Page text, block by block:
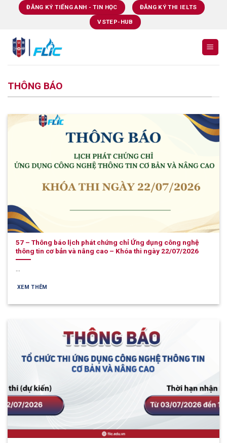
ĐĂNG KÝ TIẾNG ANH - TIN HỌC ĐĂNG KÝ THI IELTS
VSTEP-HUB
THÔNG BÁO
57 – Thông báo lịch phát chứng chỉ Ứng dụng công nghệ
thông tin cơ bản và nâng cao – Khóa thi ngày 22/07/2026
XEM THÊM